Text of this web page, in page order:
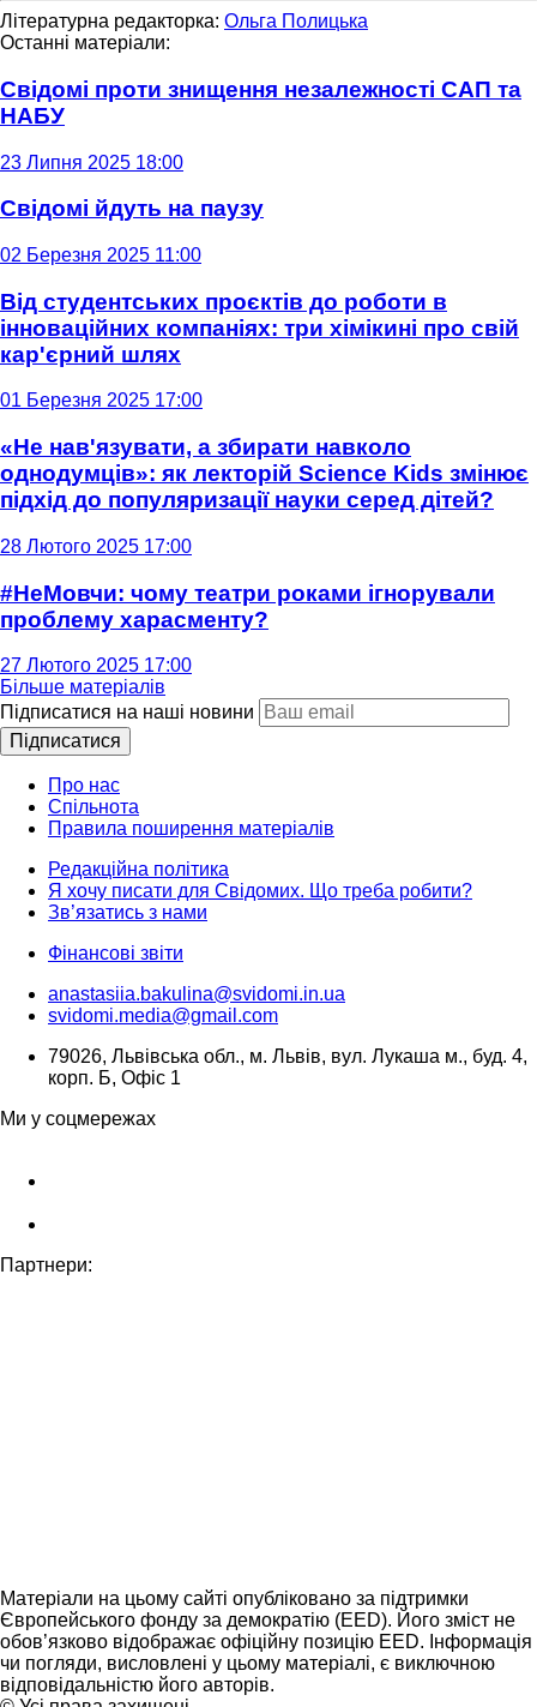
Літературна редакторка: Ольга Полицька
Останні матеріали:
Свідомі проти знищення незалежності САП та
НАБУ
23 Липня 2025 18:00
Свідомі йдуть на паузу
02 Березня 2025 11:00
Від студентських проєктів до роботи в
інноваційних компаніях: три хімікині про свій
кар'єрний шлях
01 Березня 2025 17:00
«Не нав'язувати, а збирати навколо
однодумців»: як лекторій Science Kids змінює
підхід до популяризації науки серед дітей?
28 Лютого 2025 17:00
#НеМовчи: чому театри роками ігнорували
проблему харасменту?
27 Лютого 2025 17:00
Більше матеріалів
Підписатися на наші новини
Підписатися
Про нас
Спільнота
Правила поширення матеріалів
Редакційна політика
Я хочу писати для Свідомих. Що треба робити?
Зв’язатись з нами
Фінансові звіти
anastasiia.bakulina@svidomi.in.ua
svidomi.media@gmail.com
79026, Львівська обл., м. Львів, вул. Лукаша м., буд. 4,
корп. Б, Офіс 1
Ми у соцмережах
Партнери:
Матеріали на цьому сайті опубліковано за підтримки
Європейського фонду за демократію (EED). Його зміст не
обов’язково відображає офіційну позицію EED. Інформація
чи погляди, висловлені у цьому матеріалі, є виключною
відповідальністю його авторів.